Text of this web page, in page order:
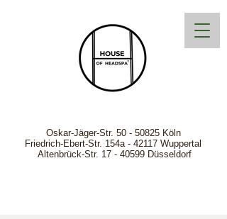
Oskar-Jäger-Str. 50 - 50825Köln
Friedrich-Ebert-Str. 154a - 42117 Wuppertal
Altenbrück-Str. 17 - 40599 Düsseldorf